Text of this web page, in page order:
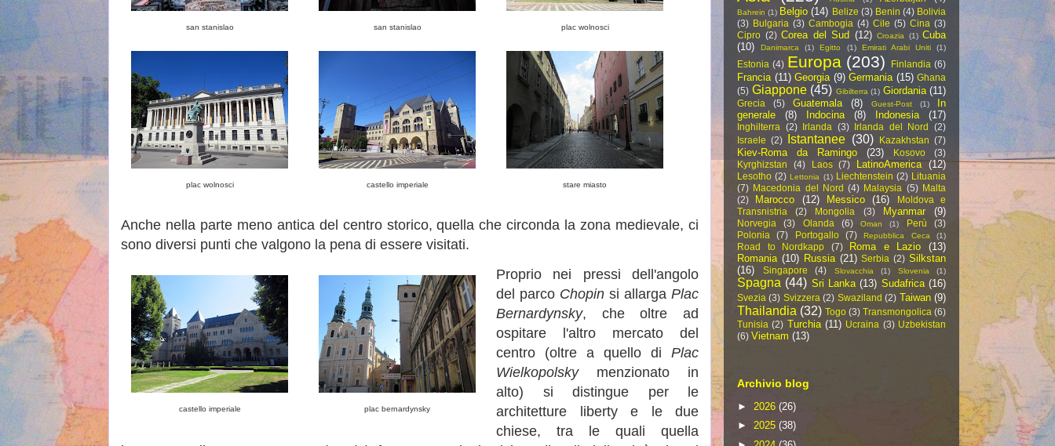
san stanislao san stanislao plac wolnosci
plac wolnosci castello imperiale stare miasto
Anche nella parte meno antica del centro storico, quella che circonda la zona medievale, ci
sono diversi punti che valgono la pena di essere visitati.
castello imperiale plac bernardynsky
Proprio nei pressi dell'angolo
del parco Chopin si allarga Plac
Bernardynsky, che oltre ad
ospitare l'altro mercato del
centro (oltre a quello di Plac
Wielkopolskymenzionato in
alto) si distingue per le
architetture liberty e le due
chiese, tra le quali quella
Bahrein (1) Belgio (14) Belize (3) Benin (4) Bolivia
(3) Bulgaria (3) Cambogia (4) Cile (5) Cina (3)
Cipro (2) Corea del Sud (12) Croazia (1) Cuba
(10)
Danimarca (1) Egitto (1) Emirati Arabi Uniti (1)
Estonia (4) Europa (203) Finlandia (6)
Francia (11) Georgia (9) Germania (15) Ghana
(5) Giappone (45) Gibilterra (1) Giordania (11)
Grecia (5) Guatemala (8) Guest-Post (1)
In
generale
(8) Indocina (8) Indonesia (17)
Inghilterra (2) Irlanda (3) Irlanda del Nord
(2)
Israele (2) Istantanee (30) Kazakhstan (7)
Kiev-Roma da Ramingo (23) Kosovo
(3)
Kyrghizstan
(4) Laos (7) LatinoAmerica (12)
Lesotho (2) Lettonia (1) Liechtenstein (2) Lituania
(7) Macedonia del Nord (4) Malaysia (5) Malta
(2)
Marocco (12) Messico (16)
Moldova e
Transnistria
(2) Mongolia (3) Myanmar (9)
Norvegia (3) Olanda (6) Oman (1) Perù
(3)
Polonia
(7) Portogallo (7) Repubblica Ceca (1)
Road to Nordkapp (7) Roma e Lazio
(13)
Romania (10) Russia (21) Serbia (2) Silkstan
(16)
Singapore (4) Slovacchia (1) Slovenia (1)
Spagna (44) Sri Lanka (13) Sudafrica (16)
Svezia (3) Svizzera (2) Swaziland (2) Taiwan (9)
Thailandia (32) Togo (3) Transmongolica (6)
Tunisia (2) Turchia (11) Ucraina (3) Uzbekistan
(6) Vietnam (13)
Archivio blog
► 2026 (26)
► 2025 (38)